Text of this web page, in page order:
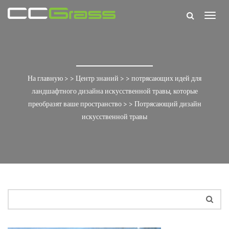
На главную > > Центр знаний > > потрясающих идей для
ландшафтного дизайна искусственной травы, которые
преобразят ваше пространство> > Потрясающий дизайн
искусственной травы